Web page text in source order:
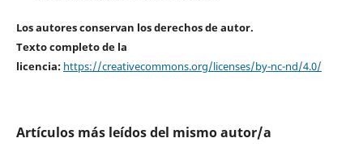
Los autores conservan los derechos de autor.
Texto completo de la
licencia: https://creativecommons.org/licenses/by-nc-nd/4.0/
Artículos más leídos del mismo autor/a